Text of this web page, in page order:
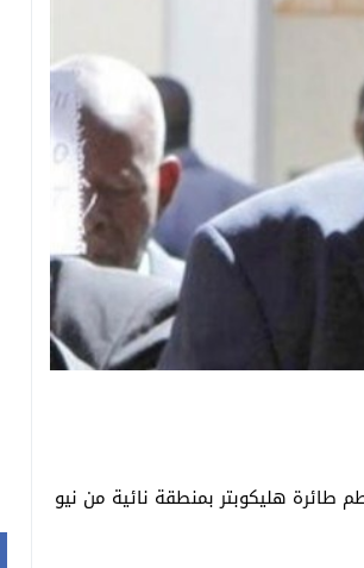
طائرة هليكوبتر بمنطقة نائية من نيو